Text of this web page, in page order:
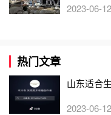
2023-06-
热门文章
山东适合
2023-06-